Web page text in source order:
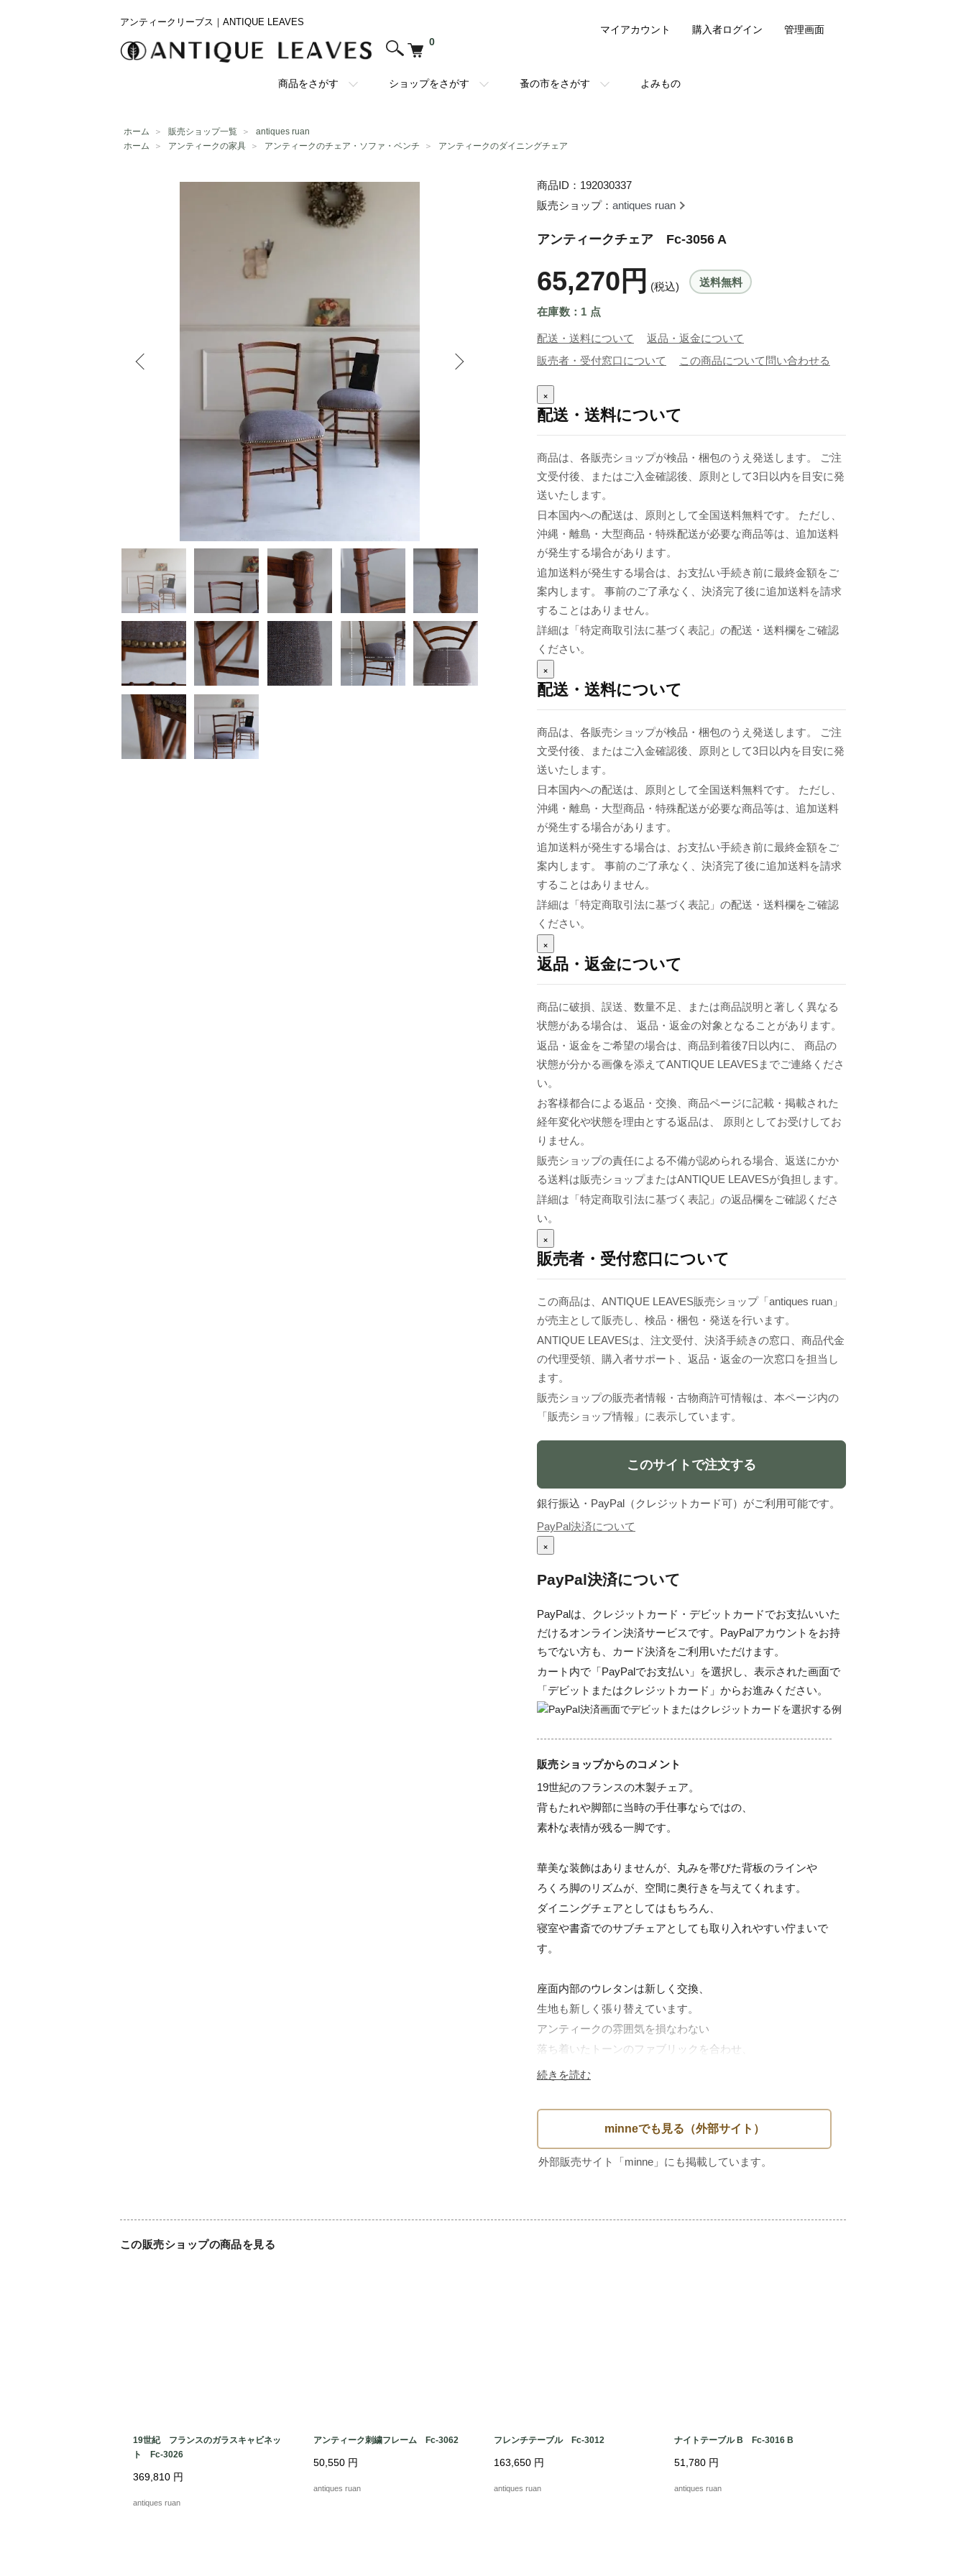
アンティークリーブス｜ANTIQUE LEAVES
0
商品をさがす ショップをさがす 蚤の市をさがす よみもの
マイアカウント 購入者ログイン 管理画面
ホーム ＞ 販売ショップ一覧 ＞
antiques ruan
ホーム
＞ アンティークの家具 ＞ アンティークのチェア・ソファ・ベンチ ＞ アンティークのダイニングチェア
商品ID：192030337
販売ショップ： antiques ruan
アンティークチェア Fc-3056 A
65,270円 (税込) 送料無料
在庫数：1 点
配送・送料について
返品・返金について
販売者・受付窓口について
この商品について問い合わせる
×
配送・送料について
商品は、各販売ショップが検品・梱包のうえ発送します。 ご注
文受付後、またはご入金確認後、原則として3日以内を目安に発
送いたします。
日本国内への配送は、原則として全国送料無料です。 ただし、
沖縄・離島・大型商品・特殊配送が必要な商品等は、追加送料
が発生する場合があります。
追加送料が発生する場合は、お支払い手続き前に最終金額をご
案内します。 事前のご了承なく、決済完了後に追加送料を請求
することはありません。
詳細は「特定商取引法に基づく表記」の配送・送料欄をご確認
ください。
×
配送・送料について
商品は、各販売ショップが検品・梱包のうえ発送します。 ご注
文受付後、またはご入金確認後、原則として3日以内を目安に発
送いたします。
日本国内への配送は、原則として全国送料無料です。 ただし、
沖縄・離島・大型商品・特殊配送が必要な商品等は、追加送料
が発生する場合があります。
追加送料が発生する場合は、お支払い手続き前に最終金額をご
案内します。 事前のご了承なく、決済完了後に追加送料を請求
することはありません。
詳細は「特定商取引法に基づく表記」の配送・送料欄をご確認
ください。
×
返品・返金について
商品に破損、誤送、数量不足、または商品説明と著しく異なる
状態がある場合は、 返品・返金の対象となることがあります。
返品・返金をご希望の場合は、商品到着後7日以内に、 商品の
状態が分かる画像を添えてANTIQUE LEAVESまでご連絡くださ
い。
お客様都合による返品・交換、商品ページに記載・掲載された
経年変化や状態を理由とする返品は、 原則としてお受けしてお
りません。
販売ショップの責任による不備が認められる場合、返送にかか
る送料は販売ショップまたはANTIQUE LEAVESが負担します。
詳細は「特定商取引法に基づく表記」の返品欄をご確認くださ
い。
×
販売者・受付窓口について
この商品は、ANTIQUE LEAVES販売ショップ「antiques ruan」
が売主として販売し、検品・梱包・発送を行います。
ANTIQUE LEAVESは、注文受付、決済手続きの窓口、商品代金
の代理受領、購入者サポート、返品・返金の一次窓口を担当し
ます。
販売ショップの販売者情報・古物商許可情報は、本ページ内の
「販売ショップ情報」に表示しています。
このサイトで注文する
銀行振込・PayPal（クレジットカード可）がご利用可能です。
PayPal決済について
×
PayPal決済について
PayPalは、クレジットカード・デビットカードでお支払いいた
だけるオンライン決済サービスです。PayPalアカウントをお持
ちでない方も、カード決済をご利用いただけます。
カート内で「PayPalでお支払い」を選択し、表示された画面で
「デビットまたはクレジットカード」からお進みください。
販売ショップからのコメント
19世紀のフランスの木製チェア。
背もたれや脚部に当時の手仕事ならではの、
素朴な表情が残る一脚です。
華美な装飾はありませんが、丸みを帯びた背板のラインや
ろくろ脚のリズムが、空間に奥行きを与えてくれます。
ダイニングチェアとしてはもちろん、
寝室や書斎でのサブチェアとしても取り入れやすい佇まいで
す。
座面内部のウレタンは新しく交換、
生地も新しく張り替えています。
アンティークの雰囲気を損なわない
落ち着いたトーンのファブリックを合わせ、
日常使いしやすい座り心地に整えました。
木部には経年による小傷や表情の揺らぎが見られますが、
長い時間を重ねてきた家具ならではの味わいとして
お楽しみください。
続きを読む
この販売ショップの商品を見る
19世紀 フランスのガラスキャビネッ
ト Fc-3026
369,810 円
antiques ruan
アンティーク刺繍フレーム Fc-3062
50,550 円
antiques ruan
フレンチテーブル Fc-3012
163,650 円
antiques ruan
ナイトテーブル B Fc-3016 B
51,780 円
antiques ruan